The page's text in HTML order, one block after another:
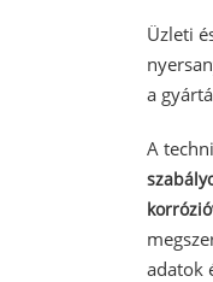
Üzleti
a
A
adatok